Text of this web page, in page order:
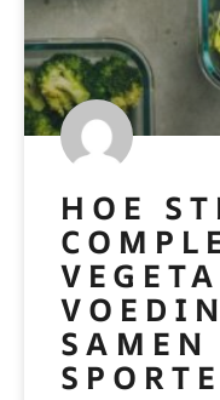
HOE
SAMEN